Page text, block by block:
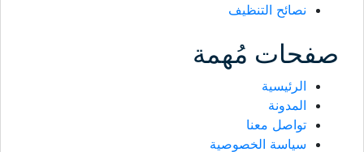
نصائح التنظيف
صفحات مُهمة
الرئيسية
المدونة
تواصل معنا
سياسة الخصوصية